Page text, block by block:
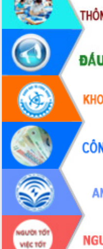
trong hành trình chuyển đổi số tại Đắk
Lắk
Đắk Lắk nâng cao hiệu quả công tác
Đảng từ Sổ tay đảng viên điện tử
Đắk Lắk đẩy mạnh nuôi biển công
nghệ, hướng tới phát triển thủy sản
bền vững
Tập huấn nâng cao năng lực triển khai
chuyển đổi số cho cán bộ, công chức
cấp xã
Đắk Lắk phát động hưởng ứng Ngày
Quyền của người tiêu dùng Việt Nam
2026
Đẩy mạnh cải cách hành chính, quyết
tâm đạt được mục tiêu tăng trưởng
hai con số trong năm 2026
Tổ chức trang trọng Lễ hội Đền thờ
Lương Văn Chánh năm 2026
Phó Bí thư Tỉnh ủy Đắk Lắk Đỗ Hữu
Huy giữ chức Bí thư Đảng ủy Ủy Ban
Nhân dân tỉnh
Bệnh án điện tử thúc đẩy chuyển đổi
số y tế tại Đắk Lắk